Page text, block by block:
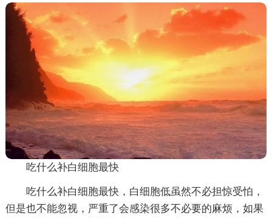
吃什么补白细胞最快
吃什么补白细胞最快，白细胞低虽然不必担惊受怕，
但是也不能忽视，严重了会感染很多不必要的麻烦，如果